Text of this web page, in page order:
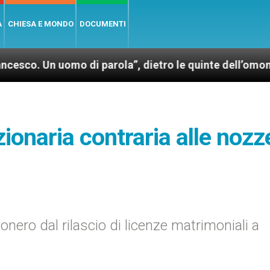
CHIESA E MONDO DOCUMENTI
uomo di parola”, dietro le quinte dell’omonimo film
contraria alle
dal rilascio di licenze matrimoniali a